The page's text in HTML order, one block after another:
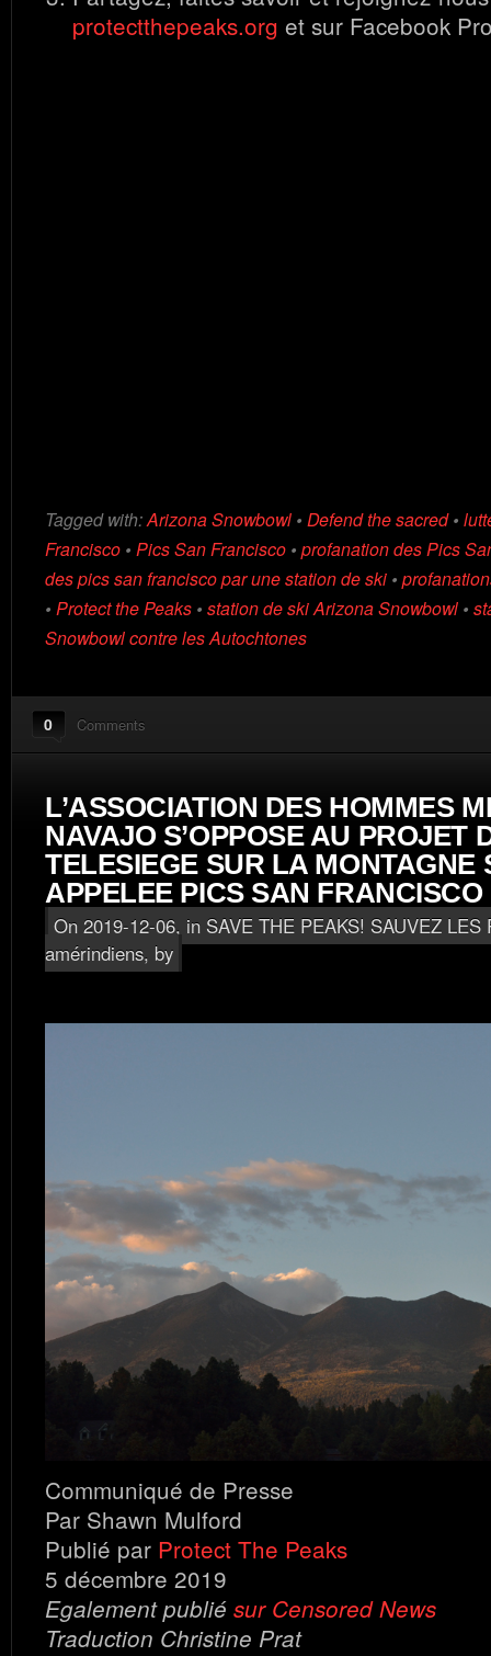
protectthepeaks.org et sur Facebook
Tagged with:Arizona Snowbowl • Defend the sacred•
Francisco • Pics San Francisco • profanation des Pics
des pics san francisco par une station de ski •
• Protect the Peaks • station de ski Arizona Snowbowl •
Snowbowl contre les Autochtones
0 Comments
L’ASSOCIATION DES HOMMES
NAVAJO S’OPPOSE AU PROJET
TELESIEGE SUR LA MONTAGNE
APPELEE PICS SAN FRANCISCO
On 2019-12-06, in SAVE THE PEAKS! SAUVEZ LES
amérindiens, by
Communiqué de Presse
Par Shawn Mulford
Publié par Protect The Peaks
5 décembre 2019
Egalement publié sur Censored News
Traduction Christine Prat